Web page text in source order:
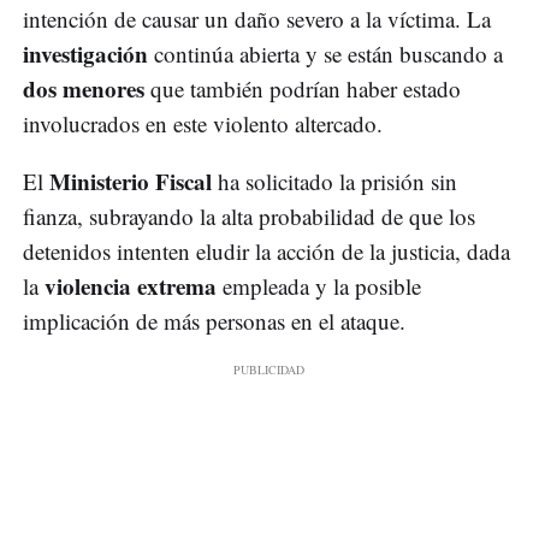
intención de causar un daño severo a la víctima. La
investigación continúa abierta y se están buscando a
dos menores que también podrían haber estado
involucrados en este violento altercado.
El Ministerio Fiscal ha solicitado la prisión sin
fianza, subrayando la alta probabilidad de que los
detenidos intenten eludir la acción de la justicia, dada
laviolencia extrema empleada y la posible
implicación de más personas en el ataque.